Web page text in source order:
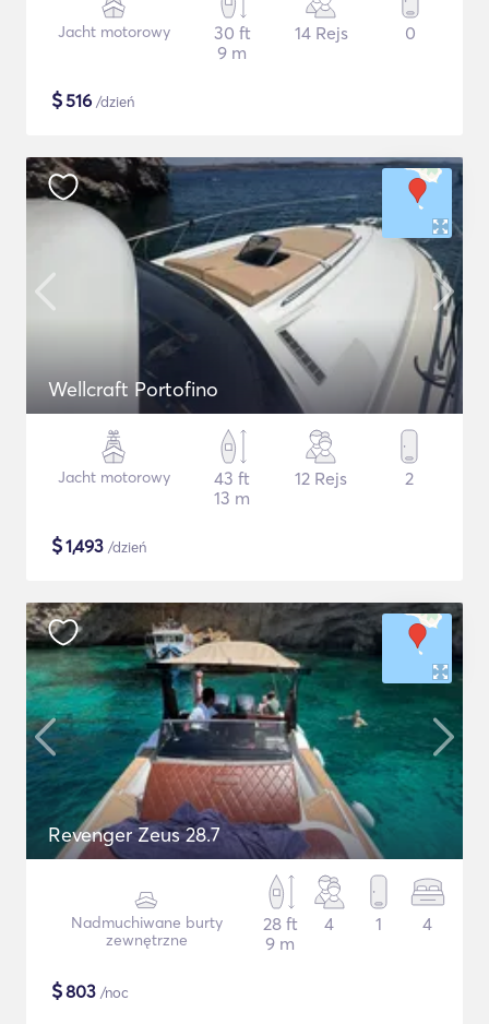
Jacht motorowy
30 ft
9 m
14 Rejs 0
$516 /dzień
Wellcraft Portofino
Jacht motorowy
43 ft
13 m
12 Rejs 2
$1,493 /dzień
Revenger Zeus 28.7
Nadmuchiwane burty
zewnętrzne
28 ft
9 m
4 1 4
$803 /noc